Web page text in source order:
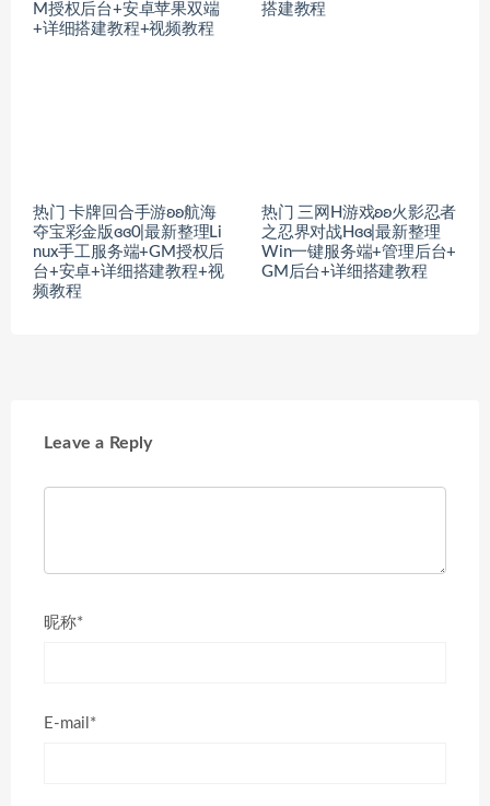
M授权后台+安卓苹果双端
+详细搭建教程+视频教程
搭建教程
热门 卡牌回合手游ʚʚ航海
夺宝彩金版ɞɞ0|最新整理Li
nux手工服务端+GM授权后
台+安卓+详细搭建教程+视
频教程
热门 三网H游戏ʚʚ火影忍者
之忍界对战Hɞɞ|最新整理
Win一键服务端+管理后台+
GM后台+详细搭建教程
Leave a Reply
昵称*
E-mail*